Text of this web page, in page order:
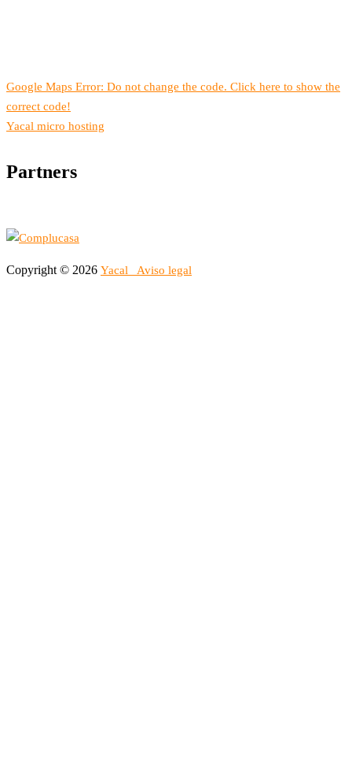
Google Maps Error: Do not change the code. Click here to show the
correct code!
Yacal micro hosting
Partners
Copyright © 2026 Yacal Aviso legal